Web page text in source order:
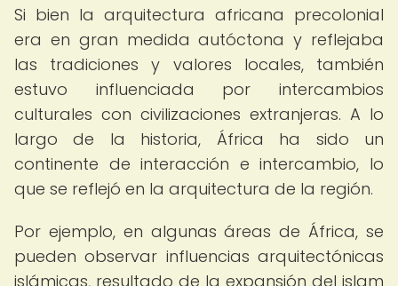
Si bien la arquitectura africana precolonial
era en gran medida autóctona y reflejaba
las tradiciones y valores locales, también
estuvo influenciada por intercambios
culturales con civilizaciones extranjeras. A lo
largo de la historia, África ha sido un
continente de interacción e intercambio, lo
que se reflejó en la arquitectura de la región.
Por ejemplo, en algunas áreas de África, se
pueden observar influencias arquitectónicas
islámicas, resultado de la expansión del islam